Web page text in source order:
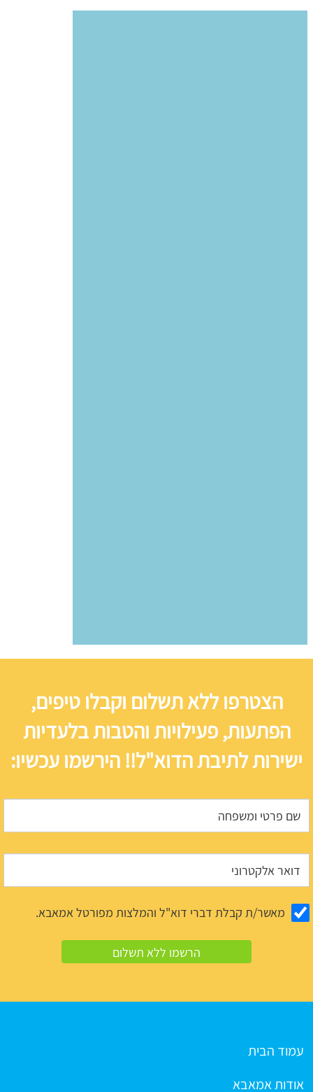
הצטרפו ללא תשלום וקבלו טיפים,
הפתעות, פעילויות והטבות בלעדיות
ישירות לתיבת הדוא"ל!! הירשמו עכשיו:
מאשר/ת קבלת דברי דוא"ל והמלצות מפורטל אמאבא.
עמוד הבית
אודות אמאבא